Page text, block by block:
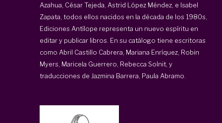
Azahua, César Tejeda, Astrid López Méndez, e Isabel
Zapata, todos ellos nacidos en la década de los 1980s,
Ediciones Antílope representa un nuevo espíritu en
editar y publicar libros. En su catálogo tiene escritoras
como Abril Castillo Cabrera, Mariana Enríquez, Robin
Myers, Maricela Guerrero, Rebecca Solnit, y
traducciones de Jazmina Barrera, Paula Abramo.